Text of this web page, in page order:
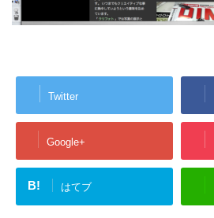
Twitter
Google+
B! はてブ